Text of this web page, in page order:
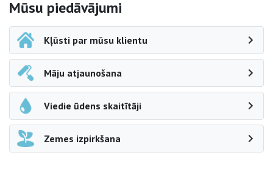
Sāna navigācija
Mūsu piedāvājumi
Kļūsti par mūsu klientu
Māju atjaunošana
Viedie ūdens skaitītāji
Zemes izpirkšana